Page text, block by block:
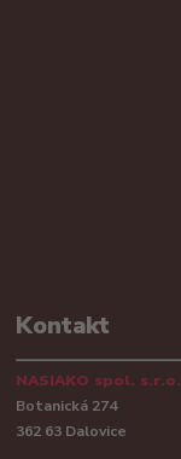
Kontakt
NASIAKO spol. s.r.o.
Botanická 274
362 63 Dalovice